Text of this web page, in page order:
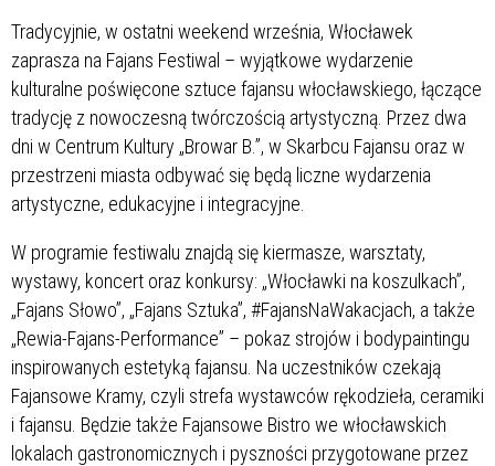
Tradycyjnie, w ostatni weekend września, Włocławek
zaprasza na Fajans Festiwal – wyjątkowe wydarzenie
kulturalne poświęcone sztuce fajansu włocławskiego, łączące
tradycję z nowoczesną twórczością artystyczną. Przez dwa
dni w Centrum Kultury „Browar B.”, w Skarbcu Fajansu oraz w
przestrzeni miasta odbywać się będą liczne wydarzenia
artystyczne, edukacyjne i integracyjne.
W programie festiwalu znajdą się kiermasze, warsztaty,
wystawy, koncert oraz konkursy: „Włocławki na koszulkach”,
„Fajans Słowo”, „Fajans Sztuka”, #FajansNaWakacjach, a także
„Rewia-Fajans-Performance” – pokaz strojów i bodypaintingu
inspirowanych estetyką fajansu. Na uczestników czekają
Fajansowe Kramy, czyli strefa wystawców rękodzieła, ceramiki
i fajansu. Będzie także Fajansowe Bistro we włocławskich
lokalach gastronomicznych i pyszności przygotowane przez